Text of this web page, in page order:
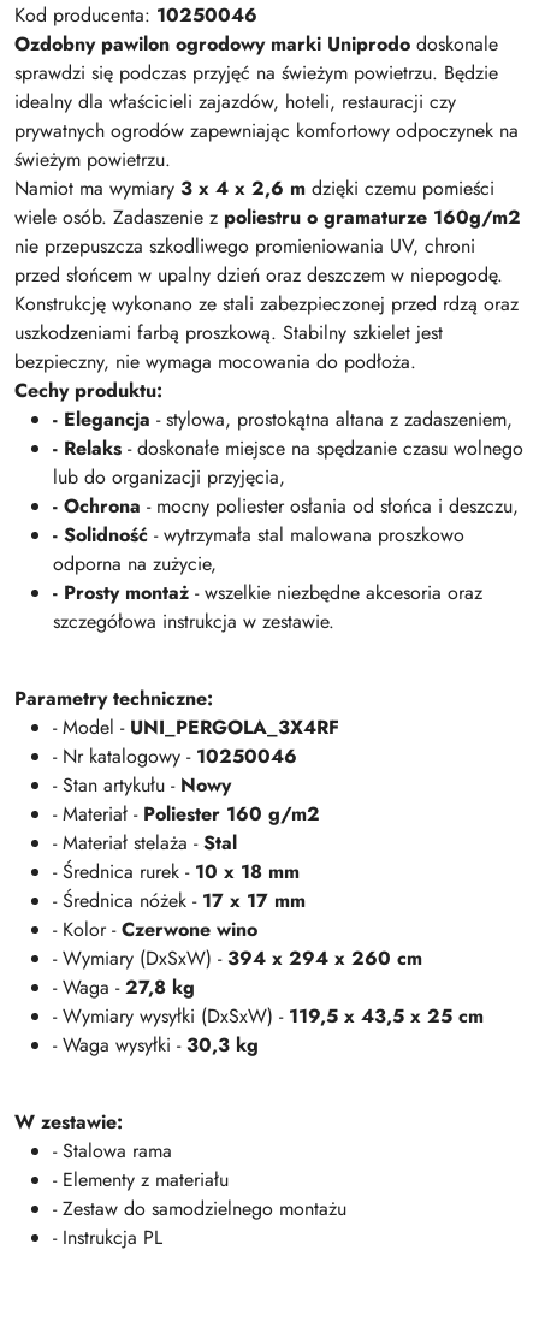
Kod producenta: 10250046
Ozdobny pawilon ogrodowy marki Uniprodo doskonale
sprawdzi się podczas przyjęć na świeżym powietrzu. Będzie
idealny dla właścicieli zajazdów, hoteli, restauracji czy
prywatnych ogrodów zapewniając komfortowy odpoczynek na
świeżym powietrzu.
Namiot ma wymiary 3 x 4 x 2,6 m dzięki czemu pomieści
wiele osób. Zadaszenie z poliestru o gramaturze 160g/m2
nie przepuszcza szkodliwego promieniowania UV, chroni
przed słońcem w upalny dzień oraz deszczem w niepogodę.
Konstrukcję wykonano ze stali zabezpieczonej przed rdzą oraz
uszkodzeniami farbą proszkową. Stabilny szkielet jest
bezpieczny, nie wymaga mocowania do podłoża.
Cechy produktu:
- Elegancja - stylowa, prostokątna altana z zadaszeniem,
- Relaks - doskonałe miejsce na spędzanie czasu wolnego
lub do organizacji przyjęcia,
- Ochrona - mocny poliester osłania od słońca i deszczu,
- Solidność - wytrzymała stal malowana proszkowo
odporna na zużycie,
- Prosty montaż - wszelkie niezbędne akcesoria oraz
szczegółowa instrukcja w zestawie.
Parametry techniczne:
- Model - UNI_PERGOLA_3X4RF
- Nr katalogowy - 10250046
- Stan artykułu - Nowy
- Materiał - Poliester 160 g/m2
- Materiał stelaża -Stal
- Średnica rurek - 10 x 18 mm
- Średnica nóżek - 17 x 17 mm
- Kolor -Czerwone wino
- Wymiary (DxSxW) -394 x 294 x 260 cm
- Waga -27,8 kg
- Wymiary wysyłki (DxSxW) - 119,5 x 43,5 x 25 cm
- Waga wysyłki -30,3 kg
W zestawie:
- Stalowa rama
- Elementy z materiału
- Zestaw do samodzielnego montażu
- Instrukcja PL